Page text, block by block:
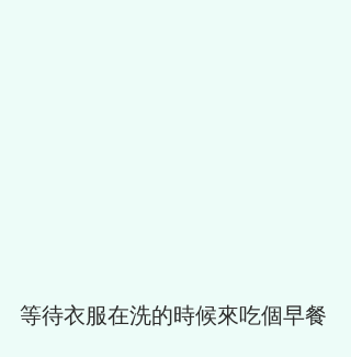
等待衣服在洗的時候來吃個早餐